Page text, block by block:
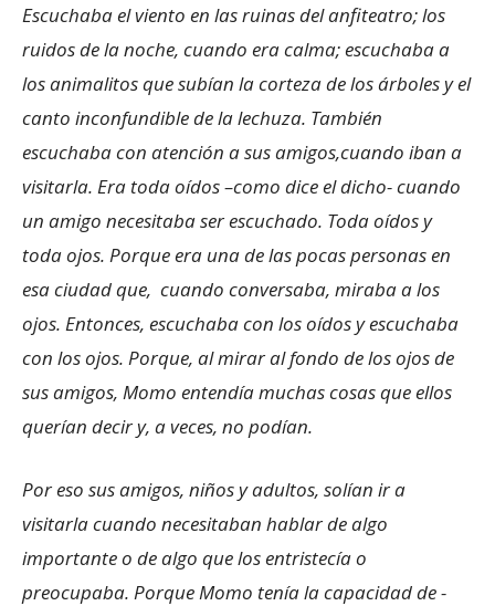
Escuchaba el viento en las ruinas del anfiteatro; los
ruidos de la noche, cuando era calma; escuchaba a
los animalitos que subían la corteza de los árboles y el
canto inconfundible de la lechuza. También
escuchaba con atención a sus amigos,cuando iban a
visitarla. Era toda oídos –como dice el dicho- cuando
un amigo necesitaba ser escuchado. Toda oídos y
toda ojos. Porque era una de las pocas personas en
esa ciudad que, cuando conversaba, miraba a los
ojos. Entonces, escuchaba con los oídos y escuchaba
con los ojos. Porque, al mirar al fondo de los ojos de
sus amigos, Momo entendía muchas cosas que ellos
querían decir y, a veces, no podían.
Por eso sus amigos, niños y adultos, solían ir a
visitarla cuando necesitaban hablar de algo
importante o de algo que los entristecía o
preocupaba. Porque Momo tenía la capacidad de -